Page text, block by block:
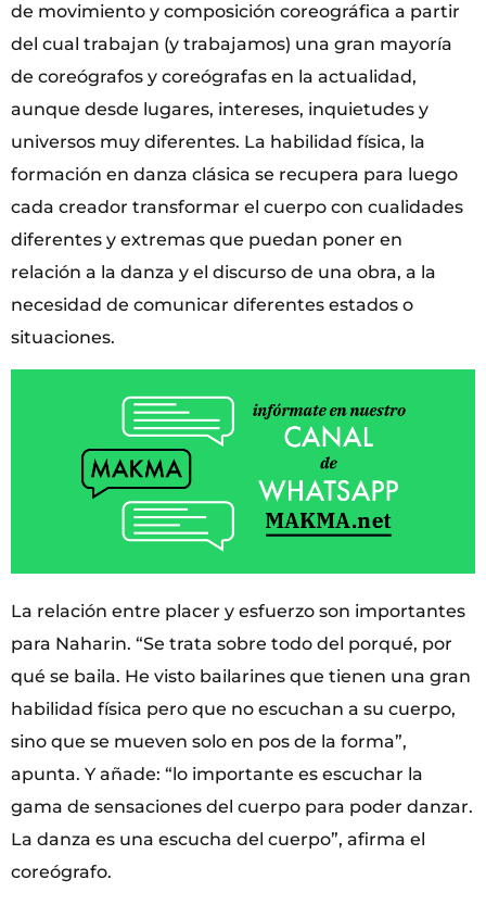
de movimiento y composición coreográfica a partir
del cual trabajan (y trabajamos) una gran mayoría
de coreógrafos y coreógrafas en la actualidad,
aunque desde lugares, intereses, inquietudes y
universos muy diferentes. La habilidad física, la
formación en danza clásica se recupera para luego
cada creador transformar el cuerpo con cualidades
diferentes y extremas que puedan poner en
relación a la danza y el discurso de una obra, a la
necesidad de comunicar diferentes estados o
situaciones.
La relación entre placer y esfuerzo son importantes
para Naharin. “Se trata sobre todo del porqué, por
qué se baila. He visto bailarines que tienen una gran
habilidad física pero que no escuchan a su cuerpo,
sino que se mueven solo en pos de la forma”,
apunta. Y añade: “lo importante es escuchar la
gama de sensaciones del cuerpo para poder danzar.
La danza es una escucha del cuerpo”, afirma el
coreógrafo.